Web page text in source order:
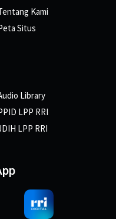
Kami
Situs
Library
LPP RRI
LPP RRI